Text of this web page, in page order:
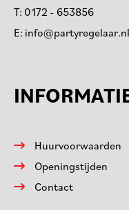
T: 0172 - 653856
E: info@partyregelaar.nl
Huurvoorwaarden
Openingstijden
Contact